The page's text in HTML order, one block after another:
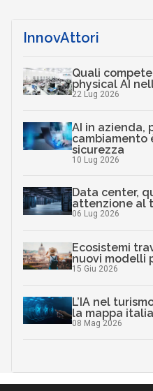
InnovAttori
Quali
physical AI
22 Lug 2026
AI in azienda,
cambiamento
sicurezza
10 Lug 2026
Data center,
attenzione al
06 Lug 2026
Ecosistemi
nuovi modelli
15 Giu 2026
L’IA nel
la mappa
08 Mag 2026